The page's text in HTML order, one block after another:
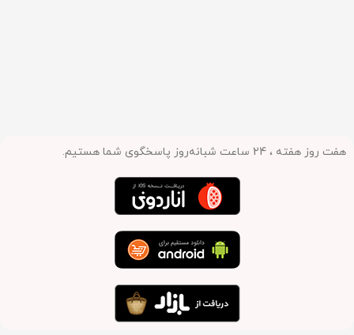
هفت روز هفته ، 24 ساعت شبانه‌روز پاسخگوی شما هستیم.